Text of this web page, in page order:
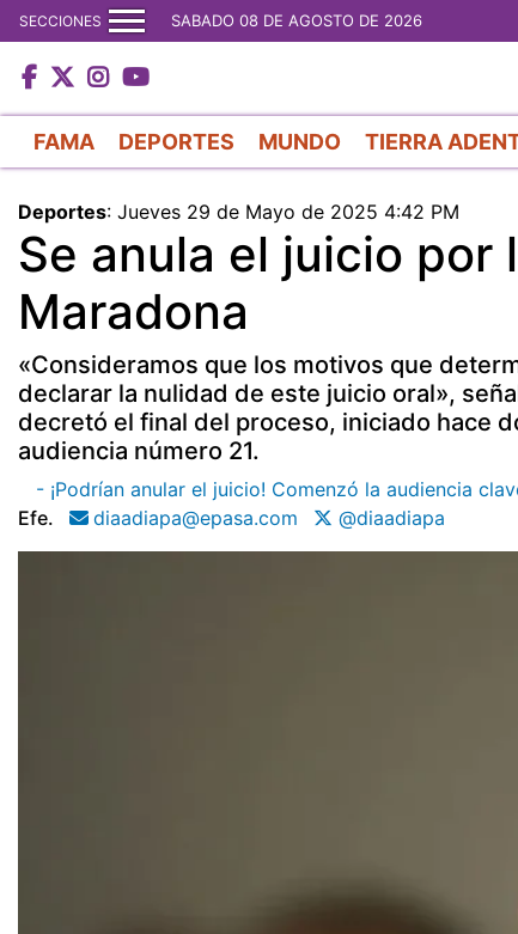
SECCIONES SABADO 08 DE AGOSTO DE 2026
FAMA DEPORTES MUNDO TIERRA
Deportes: Jueves 29 de Mayo de 2025 4:42 PM
Se anula el juicio por
Maradona
«Consideramos que los motivos que
declarar la nulidad de este juicio oral»,
decretó el final del proceso, iniciado hace
audiencia número 21.
- ¡Podrían anular el juicio! Comenzó la audiencia
Efe.
diaadiapa@epasa.com @diaadiapa